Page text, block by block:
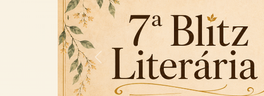
Previous